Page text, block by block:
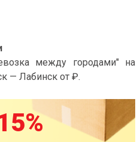
между городами" на
— Лабинск от ₽.